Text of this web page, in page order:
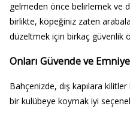
gelmeden önce belirlemek ve
birlikte, köpeğiniz zaten
düzeltmek için birkaç güvenlik
Onları Güvende ve
Bahçenizde, dış kapılara
bir kulübeye koymak iyi